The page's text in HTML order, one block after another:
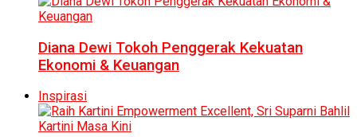
Diana Dewi Tokoh Penggerak Kekuatan
Ekonomi & Keuangan
Inspirasi